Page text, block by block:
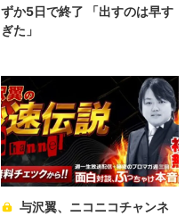
ずか5日で終了 「出すのは早す
ぎた」
与沢翼、ニコニコチャンネ